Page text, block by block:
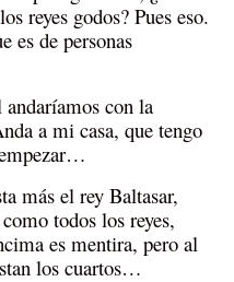
reyes godos? Pues eso.
es de personas
con la
a mi casa, que tengo
más el rey Baltasar,
todos los reyes,
es mentira, pero al
los cuartos…